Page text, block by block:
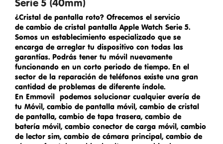
Serie 5 (40mm)
¿Cristal de pantalla roto? Ofrecemos el servicio
de cambio de cristal pantalla Apple Watch Serie 5.
Somos un establecimiento especializado que se
encarga de arreglar tu dispositivo con todas las
garantías. Podrás tener tu móvil nuevamente
funcionando en un corto periodo de tiempo. En el
sector de la reparación de teléfonos existe una gran
cantidad de problemas de diferente índole.
En Emmovil podemos solucionar cualquier avería de
tu Móvil, cambio de pantalla móvil, cambio de cristal
de pantalla, cambio de tapa trasera, cambio de
batería móvil, cambio conector de carga móvil, cambio
de lector sim, cambio de cámara principal, cambio de